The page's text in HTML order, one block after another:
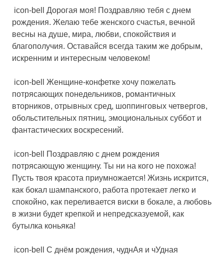
icon-bell Дорогая моя! Поздравляю тебя с днем
рождения. Желаю тебе женского счастья, вечной
весны на душе, мира, любви, спокойствия и
благополучия. Оставайся всегда таким же добрым,
искренним и интересным человеком!
icon-bell Женщине-конфетке хочу пожелать
потрясающих понедельников, романтичных
вторников, отрывных сред, шоппинговых четвергов,
обольстительных пятниц, эмоциональных суббот и
фантастических воскресений.
icon-bell Поздравляю с днем рождения
потрясающую женщину. Ты ни на кого не похожа!
Пусть твоя красота приумножается! Жизнь искрится,
как бокал шампанского, работа протекает легко и
спокойно, как переливается виски в бокале, а любовь
в жизни будет крепкой и непредсказуемой, как
бутылка коньяка!
icon-bell С днём рождения, чуднАя и чУдная